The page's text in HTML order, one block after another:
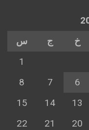
خ ج
س
1
6
7
8
13
14
15
20
21
22